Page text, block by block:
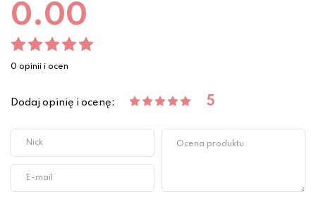
0.00
0 opinii i ocen
Dodaj opinię i ocenę: 5